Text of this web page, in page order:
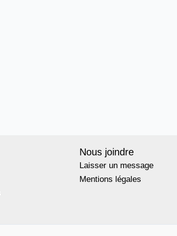
Nous joindre
Laisser un message
Mentions légales